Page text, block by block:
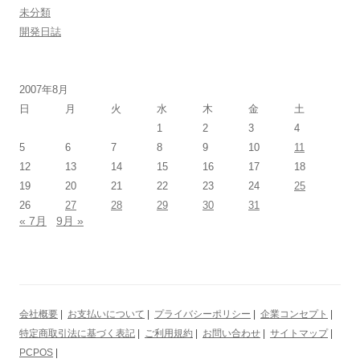
未分類
開発日誌
2007年8月
日
月 火 水 木 金
土
1
2 3
4
5
6 7 8 9 10
11
12
13 14 15 16 17
18
19
20 21 22 23 24
25
26
27 28 29 30 31
« 7月 9月 »
会社概要 お支払いについて プライバシーポリシー 企業コンセプト
特定商取引法に基づく表記
ご利用規約 お問い合わせ サイトマップ|
PCPOS